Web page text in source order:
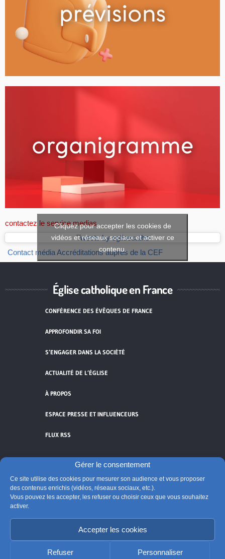
Gérer le consentement
Ce site utilise des cookies pour mesurer son audience et vous proposer
des contenus enrichis (vidéos, réseaux sociaux, etc.).
Vous pouvez les accepter, les refuser ou choisir ceux que vous souhaitez
activer.
Accepter les cookies
Refuser Personnaliser
contactez le service medias
Tweets by eglisecatho
Cliquez pour accepter les cookies de
vidéos et réseaux sociaux et activer ce
contenu.
Contact médiaAccréditations auprès de la CEF
Église catholique en France
CONFÉRENCE DES ÉVÊQUES DE FRANCE
APPROFONDIR SA FOI
S’ENGAGER DANS LA SOCIÉTÉ
ACTUALITÉ DE L’ÉGLISE
À PROPOS
ESPACE PRESSE ET INFLUENCEURS
FLUX RSS
Cliquez pour accepter les cookies de
vidéos et réseaux sociaux et activer ce
Édité par la Conférence des évêques de France
Suivre @Eglisecatho